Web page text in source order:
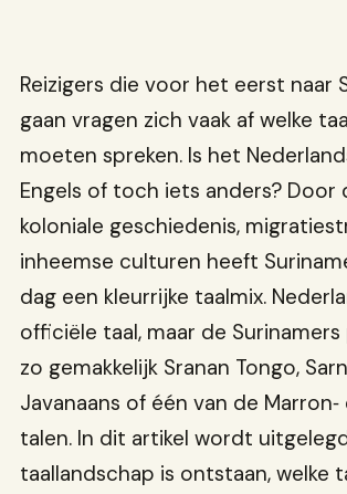
Reizigers die voor het eerst naar
gaan vragen zich vaak af welke
moeten spreken. Is het
Engels of toch iets anders? Door
koloniale geschiedenis,
inheemse culturen heeft
dag een kleurrijke taalmix.
officiële taal, maar de
zo gemakkelijk Sranan Tongo,
Javanaans of één van de
talen. In dit artikel wordt
taallandschap is ontstaan, welke